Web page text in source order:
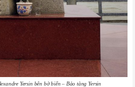
Yersin bên bờ biển – Bảo tàng Yersin